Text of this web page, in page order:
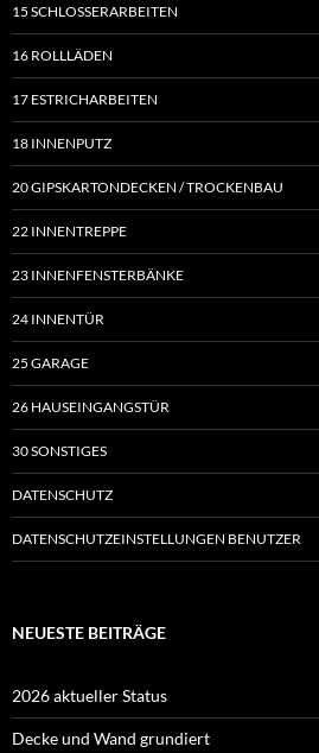
15 SCHLOSSERARBEITEN
16 ROLLLÄDEN
17 ESTRICHARBEITEN
18 INNENPUTZ
20 GIPSKARTONDECKEN / TROCKENBAU
22 INNENTREPPE
23 INNENFENSTERBÄNKE
24 INNENTÜR
25 GARAGE
26 HAUSEINGANGSTÜR
30 SONSTIGES
DATENSCHUTZ
DATENSCHUTZEINSTELLUNGEN BENUTZER
NEUESTE BEITRÄGE
2026 aktueller Status
Decke und Wand grundiert